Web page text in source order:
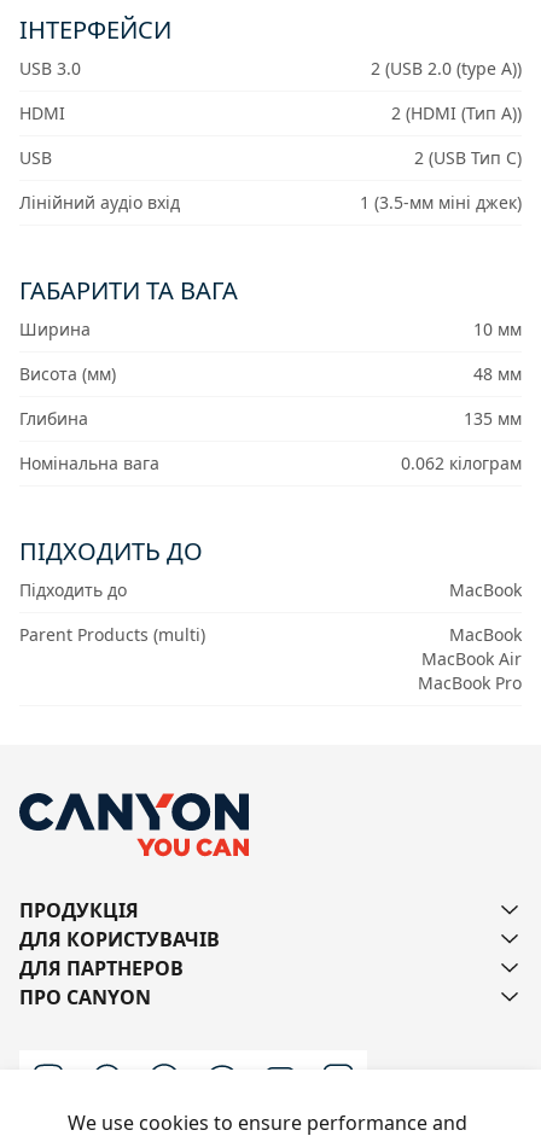
IНТЕРФЕЙСИ
USB 3.0
2 (USB 2.0 (type A))
HDMI
2 (HDMI (Тип A))
USB
2 (USB Тип C)
Лінійний аудіо вхід
1 (3.5-мм міні джек)
ГАБАРИТИ ТА ВАГА
Ширина
10 мм
Висота (мм)
48 мм
Глибина
135 мм
Номінальна вага
0.062 кілограм
ПІДХОДИТЬ ДО
Підходить до
MacBook
Parent Products (multi)
MacBook
MacBook Air
MacBook Pro
ПРОДУКЦІЯ
ДЛЯ КОРИСТУВАЧІВ
ДЛЯ ПАРТНЕРОВ
ПРО CANYON
We use cookies to ensure performance and